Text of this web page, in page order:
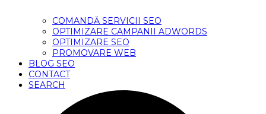
COMANDĂ SERVICII SEO
OPTIMIZARE CAMPANII ADWORDS
OPTIMIZARE SEO
PROMOVARE WEB
BLOG SEO
CONTACT
SEARCH